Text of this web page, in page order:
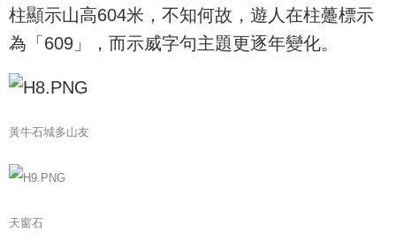
柱顯示山高604米，不知何故，遊人在柱躉標示
為「609」，而示威字句主題更逐年變化。
黃牛石城多山友
天窗石